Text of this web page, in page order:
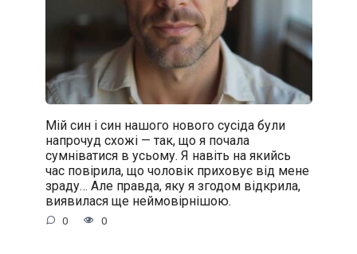
Мій син і син нашого нового сусіда були
напрочуд схожі — так, що я почала
сумніватися в усьому. Я навіть на якийсь
час повірила, що чоловік приховує від мене
зраду… Але правда, яку я згодом відкрила,
виявилася ще неймовірнішою.
0 0